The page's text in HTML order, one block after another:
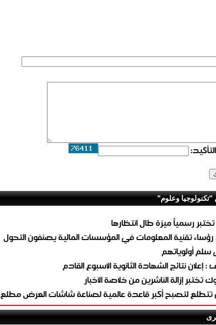
"تكنولوجيا وعلوم"
تختبر رسمياً ميزة طال انتظارها
رؤساء تقنية المعلومات في المؤسسات المالية يصنفون التحول
أولوياتهم
: إعلان نتائج الشهادة الثانوية الأسبوع القادم
تختبر إزالة الناشرين من خلاصة الأخبار
لتصبح أكبر قاعدة عالمية لصناعة شاشات العرض مطلع 2019